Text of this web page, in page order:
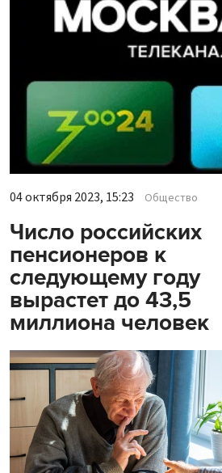
04 октября 2023, 15:23 Общество
Число российских
пенсионеров к
следующему году
вырастет до 43,5
миллиона человек